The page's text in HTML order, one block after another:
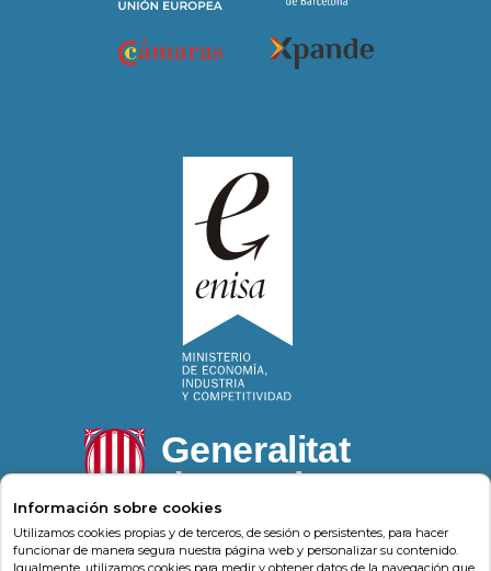
Información sobre cookies
Utilizamos cookies propias y de terceros, de sesión o persistentes, para hacer
funcionar de manera segura nuestra página web y personalizar su contenido.
Igualmente, utilizamos cookies para medir y obtener datos de la navegación que